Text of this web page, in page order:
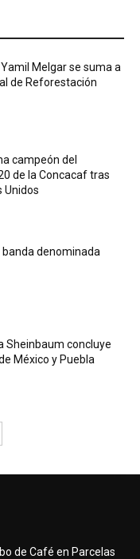
Melgar se suma a
de Reforestación
campeón del
de la Concacaf tras
Unidos
banda denominada
Sheinbaum concluye
México y Puebla
de Café en Parcelas